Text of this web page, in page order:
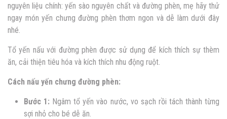
nguyên liệu chính: yến sào nguyên chất và đường phèn, mẹ hãy thử
ngay món yến chưng đường phèn thơm ngon và dễ làm dưới đây
nhé.
Tổ yến nấu với đường phèn được sử dụng để kích thích sự thèm
ăn, cải thiện tiêu hóa và kích thích nhu động ruột.
Cách nấu yến chưng đường phèn:
Bước 1: Ngâm tổ yến vào nước, vo sạch rồi tách thành từng
sợi nhỏ cho bé dễ ăn.